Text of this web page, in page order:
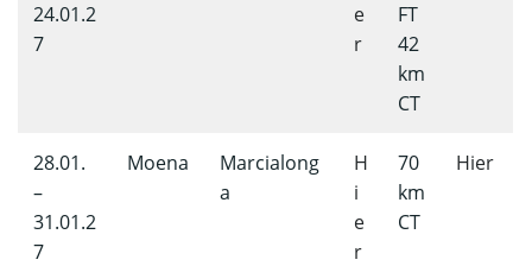
24.01.2
7
e
r
FT
42
km
CT
28.01.
–
31.01.2
7
Moena
Marcialong
a
H
i
e
r
70
km
CT
Hier